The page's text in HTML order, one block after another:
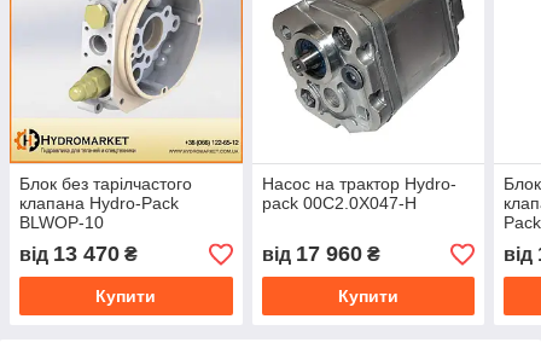
Блок без тарілчастого
клапана Hydro-Pack
BLWOP-10
від 13 470 ₴
Купити
Насос на трактор Hydro-
pack 00C2.0X047-H
від 17 960₴
Купити
від